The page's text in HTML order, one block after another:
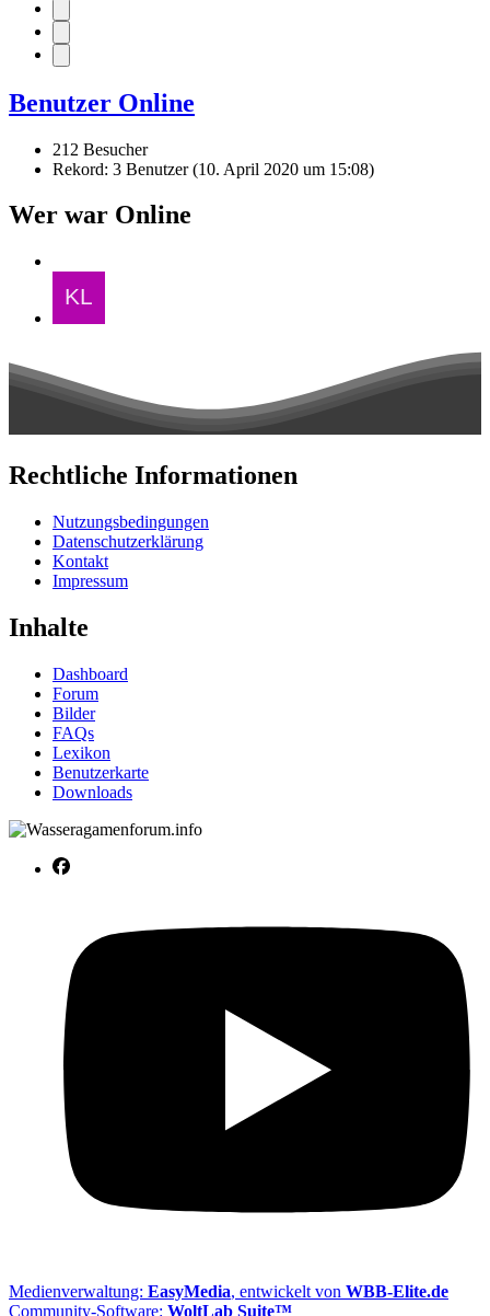
Benutzer Online
212 Besucher
Rekord: 3 Benutzer (10. April 2020 um 15:08)
Wer war Online
Rechtliche Informationen
Nutzungsbedingungen
Datenschutzerklärung
Kontakt
Impressum
Inhalte
Dashboard
Forum
Bilder
FAQs
Lexikon
Benutzerkarte
Downloads
Medienverwaltung: EasyMedia, entwickelt von WBB-Elite.de
Community-Software: WoltLab Suite™